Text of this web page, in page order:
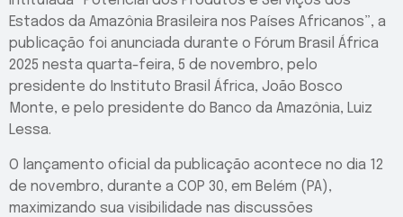
Estados da Amazônia Brasileira nos Países Africanos”, a
publicação foi anunciada durante o Fórum Brasil África
2025 nesta quarta-feira, 5 de novembro, pelo
presidente do Instituto Brasil África, João Bosco
Monte, e pelo presidente do Banco da Amazônia, Luiz
Lessa.
O lançamento oficial da publicação acontece no dia 12
de novembro, durante a COP 30, em Belém (PA),
maximizando sua visibilidade nas discussões